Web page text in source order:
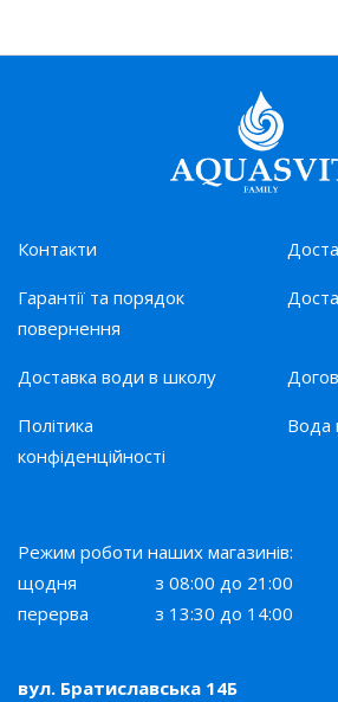
Контакти
Гарантії та порядок
повернення
Доставка води в школу
Політика
конфіденційності
Вода
Режим роботи наших магазинів:
щодня
з 08:00 до 21:00
перерва
з 13:30 до 14:00
вул. Братиславська 14Б